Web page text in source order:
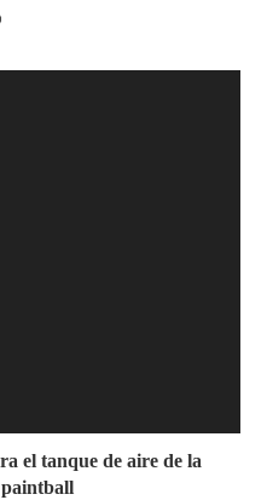
el tanque de aire de la